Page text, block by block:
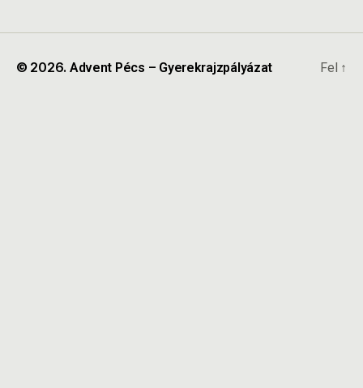
© 2026. Advent Pécs – Gyerekrajzpályázat Fel ↑